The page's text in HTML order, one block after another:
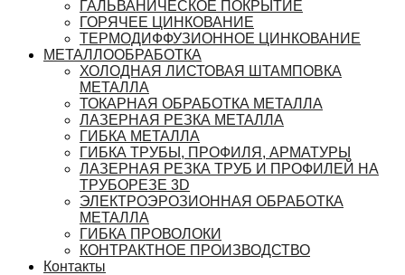
ГАЛЬВАНИЧЕСКОЕ ПОКРЫТИЕ
ГОРЯЧЕЕ ЦИНКОВАНИЕ
ТЕРМОДИФФУЗИОННОЕ ЦИНКОВАНИЕ
МЕТАЛЛООБРАБОТКА
ХОЛОДНАЯ ЛИСТОВАЯ ШТАМПОВКА
МЕТАЛЛА
ТОКАРНАЯ ОБРАБОТКА МЕТАЛЛА
ЛАЗЕРНАЯ РЕЗКА МЕТАЛЛА
ГИБКА МЕТАЛЛА
ГИБКА ТРУБЫ, ПРОФИЛЯ, АРМАТУРЫ
ЛАЗЕРНАЯ РЕЗКА ТРУБ И ПРОФИЛЕЙ НА
ТРУБОРЕЗЕ 3D
ЭЛЕКТРОЭРОЗИОННАЯ ОБРАБОТКА
МЕТАЛЛА
ГИБКА ПРОВОЛОКИ
КОНТРАКТНОЕ ПРОИЗВОДСТВО
Контакты